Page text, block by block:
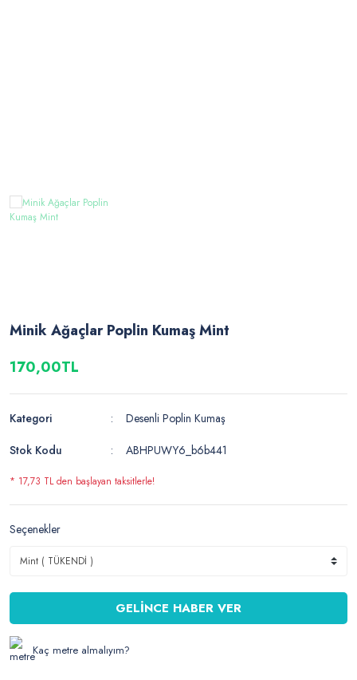
Minik Ağaçlar Poplin Kumaş Mint
170,00TL
Kategori
Desenli Poplin Kumaş
Stok Kodu
ABHPUWY6_b6b441
* 17,73 TL den başlayan taksitlerle!
Seçenekler
GELİNCE HABER VER
Kaç metre almalıyım?